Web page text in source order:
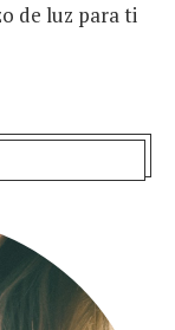
de luz para ti